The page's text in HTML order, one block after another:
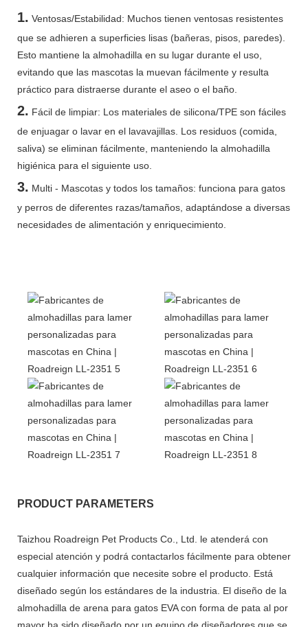
1. Ventosas/Estabilidad: Muchos tienen ventosas resistentes
que se adhieren a superficies lisas (bañeras, pisos, paredes).
Esto mantiene la almohadilla en su lugar durante el uso,
evitando que las mascotas la muevan fácilmente y resulta
práctico para distraerse durante el aseo o el baño.
2. Fácil de limpiar: Los materiales de silicona/TPE son fáciles
de enjuagar o lavar en el lavavajillas. Los residuos (comida,
saliva) se eliminan fácilmente, manteniendo la almohadilla
higiénica para el siguiente uso.
3. Multi - Mascotas y todos los tamaños: funciona para gatos
y perros de diferentes razas/tamaños, adaptándose a diversas
necesidades de alimentación y enriquecimiento.
PRODUCT PARAMETERS
Taizhou Roadreign Pet Products Co., Ltd. le atenderá con
especial atención y podrá contactarlos fácilmente para obtener
cualquier información que necesite sobre el producto. Está
diseñado según los estándares de la industria. El diseño de la
almohadilla de arena para gatos EVA con forma de pata al por